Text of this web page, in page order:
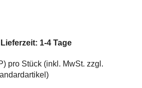
1-4 Tage
) pro Stück (inkl. MwSt. zzgl.
)